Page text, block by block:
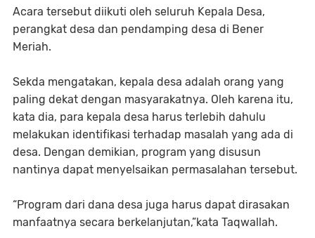
Acara tersebut diikuti oleh seluruh Kepala Desa,
perangkat desa dan pendamping desa di Bener
Meriah.
Sekda mengatakan, kepala desa adalah orang yang
paling dekat dengan masyarakatnya. Oleh karena itu,
kata dia, para kepala desa harus terlebih dahulu
melakukan identifikasi terhadap masalah yang ada di
desa. Dengan demikian, program yang disusun
nantinya dapat menyelsaikan permasalahan tersebut.
“Program dari dana desa juga harus dapat dirasakan
manfaatnya secara berkelanjutan,”kata Taqwallah.